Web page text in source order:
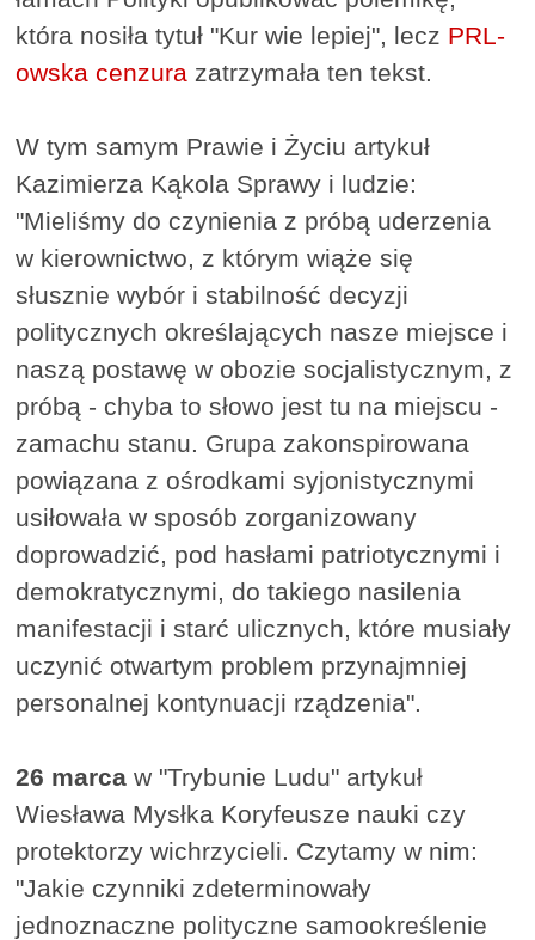
która nosiła tytuł "Kur wie lepiej", lecz PRL-
owska cenzura zatrzymała ten tekst.
W tym samym Prawie i Życiu artykuł
Kazimierza Kąkola Sprawy i ludzie:
"Mieliśmy do czynienia z próbą uderzenia
w kierownictwo, z którym wiąże się
słusznie wybór i stabilność decyzji
politycznych określających nasze miejsce i
naszą postawę w obozie socjalistycznym, z
próbą - chyba to słowo jest tu na miejscu -
zamachu stanu. Grupa zakonspirowana
powiązana z ośrodkami syjonistycznymi
usiłowała w sposób zorganizowany
doprowadzić, pod hasłami patriotycznymi i
demokratycznymi, do takiego nasilenia
manifestacji i starć ulicznych, które musiały
uczynić otwartym problem przynajmniej
personalnej kontynuacji rządzenia".
26 marca w "Trybunie Ludu" artykuł
Wiesława Mysłka Koryfeusze nauki czy
protektorzy wichrzycieli. Czytamy w nim:
"Jakie czynniki zdeterminowały
jednoznaczne polityczne samookreślenie